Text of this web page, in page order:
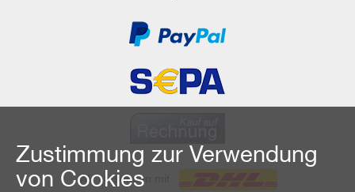
Wir versenden mit
Zustimmung zur Verwendung
von Cookies